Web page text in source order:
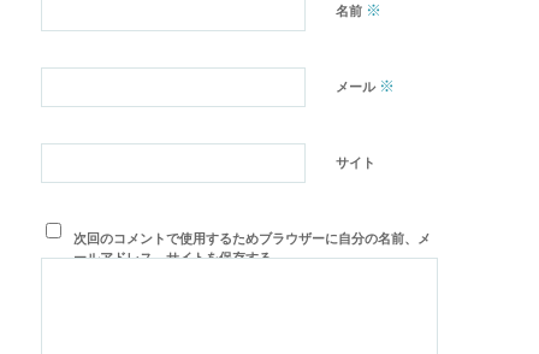
名前 ※
メール ※
サイト
次回のコメントで使用するためブラウザーに自分の名前、メ
ールアドレス、サイトを保存する。